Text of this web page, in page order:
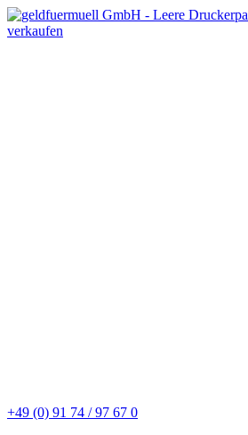
+49 (0) 91 74 / 97 67 0